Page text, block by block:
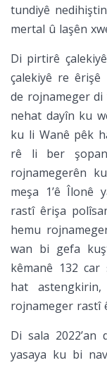
tundiyê
mertal û laşên
Di pirtirê
çalekiyê re êrişê
de rojnameger
nehat dayîn ku
ku li Wanê pêk
rê li ber
rojnamegerên
meşa 1’ê Îlonê
rastî êrişa
hemu
wan bi gefa
kêmanê 132 car
hat
rojnameger rastî
Di sala
yasaya ku bi